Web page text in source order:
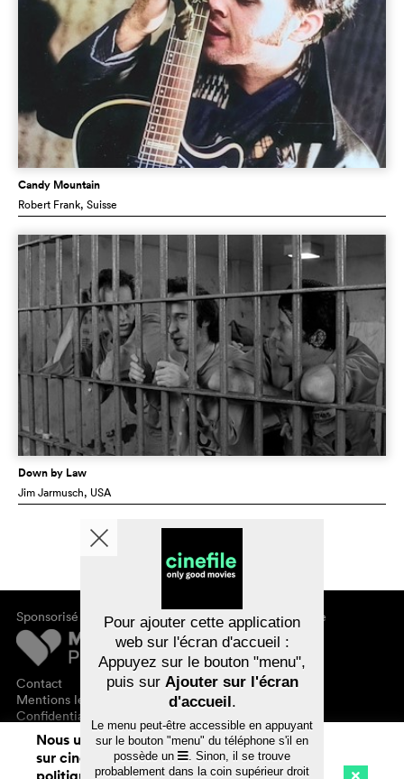
Candy Mountain
Robert Frank, Suisse
Down by Law
Jim Jarmusch, USA
Sponsorisé par
Contact
Mentions légales
Confidentialité des données
À propos de cinefile
S'inscrire/s'abonner
Newsletter
FAQ
Bons-cadeaux
Nous utilisons des cookies. En naviguant
sur cinefile.ch, vous acceptez notre
Pour ajouter cette application
web sur l'écran d'accueil :
Appuyez sur le bouton "menu",
puis sur Ajouter sur l'écran
d'accueil.
Le menu peut-être accessible en appuyant
sur le bouton "menu" du téléphone s'il en
possède un
. Sinon, il se trouve
probablement dans la coin supérieur droit